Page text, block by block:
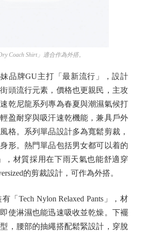
Coach Shirt」適合作為外搭。
牌GU主打「最新流行」，設計
頭流行元素，價格也更親民，主攻
乾尼龍系列專為春夏與潮濕氣候打
盈耐穿與吸汗速乾機能，兼具戶外
格。系列單品設計多為寬鬆剪裁，
形。熱門單品包括男女都可以着的
」，材質採用在下雨天氣也能舒適穿
的剪裁設計，可作為外搭。
Tech Nylon Relaxed Pants」，材
使淋濕也能迅速吸收並乾燥。下襬
，腰部的抽繩搭配鬆緊設計，穿脫